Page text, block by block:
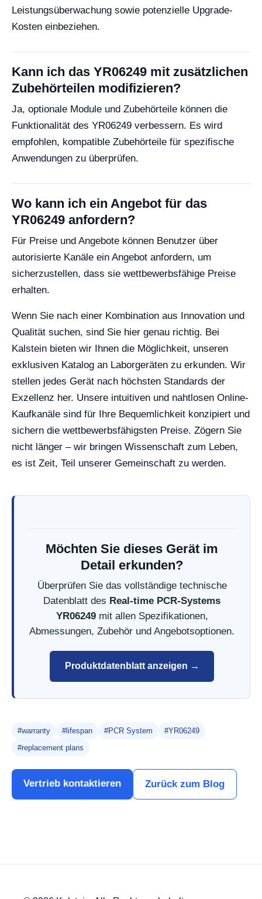
Leistungsüberwachung sowie potenzielle Upgrade-
Kosten einbeziehen.
Kann ich das YR06249 mit zusätzlichen
Zubehörteilen modifizieren?
Ja, optionale Module und Zubehörteile können die
Funktionalität des YR06249 verbessern. Es wird
empfohlen, kompatible Zubehörteile für spezifische
Anwendungen zu überprüfen.
Wo kann ich ein Angebot für das
YR06249 anfordern?
Für Preise und Angebote können Benutzer über
autorisierte Kanäle ein Angebot anfordern, um
sicherzustellen, dass sie wettbewerbsfähige Preise
erhalten.
Wenn Sie nach einer Kombination aus Innovation und
Qualität suchen, sind Sie hier genau richtig. Bei
Kalstein bieten wir Ihnen die Möglichkeit, unseren
exklusiven Katalog an Laborgeräten zu erkunden. Wir
stellen jedes Gerät nach höchsten Standards der
Exzellenz her. Unsere intuitiven und nahtlosen Online-
Kaufkanäle sind für Ihre Bequemlichkeit konzipiert und
sichern die wettbewerbsfähigsten Preise. Zögern Sie
nicht länger – wir bringen Wissenschaft zum Leben,
es ist Zeit, Teil unserer Gemeinschaft zu werden.
Möchten Sie dieses Gerät im
Detail erkunden?
Überprüfen Sie das vollständige technische
Datenblatt des Real-time PCR-Systems
YR06249mit allen Spezifikationen,
Abmessungen, Zubehör und Angebotsoptionen.
Produktdatenblatt anzeigen →
#warranty #lifespan #PCR System
#YR06249
#replacement plans
Vertrieb kontaktieren Zurück zum Blog